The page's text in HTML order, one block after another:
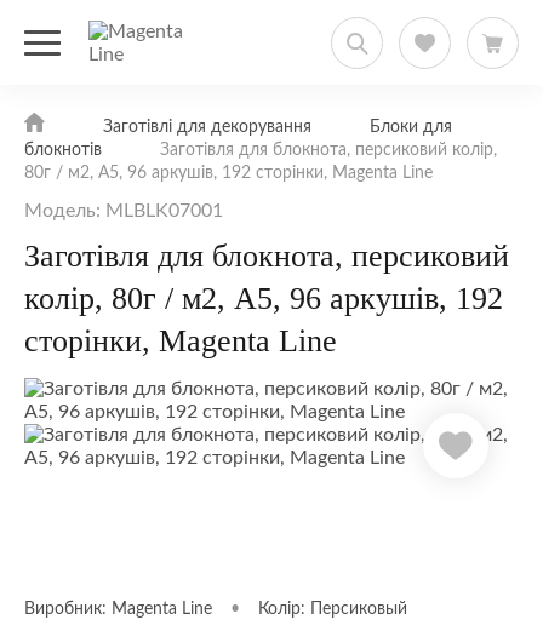
Заготівлі для декорування
Блоки для
блокнотів
Заготівля для блокнота, персиковий колір,
80г / м2, А5, 96 аркушів, 192 сторінки, Magenta Line
Модель: MLBLK07001
Заготівля для блокнота, персиковий
колір, 80г / м2, А5, 96 аркушів, 192
сторінки, Magenta Line
Виробник: Magenta Line • Колір: Персиковый